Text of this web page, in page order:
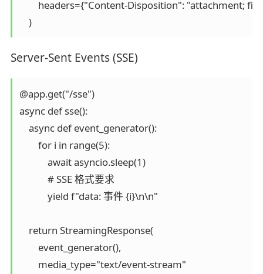
headers={"Content-Disposition": "attachment;
    )
Server-Sent Events (SSE)
@app.get("/sse")
async def sse():
    async def event_generator():
        for i in range(5):
            await asyncio.sleep(1)
            # SSE 格式要求
            yield f"data: 事件 {i}\n\n"
    return StreamingResponse(
        event_generator(),
        media_type="text/event-stream"